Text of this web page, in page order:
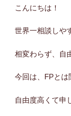
こんにちは！
世界一相談しや
相変わらず、自
今回は、FPと
自由度高くて申